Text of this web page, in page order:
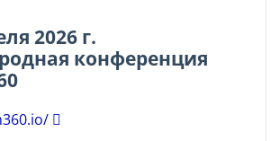
2026 г.
конференция